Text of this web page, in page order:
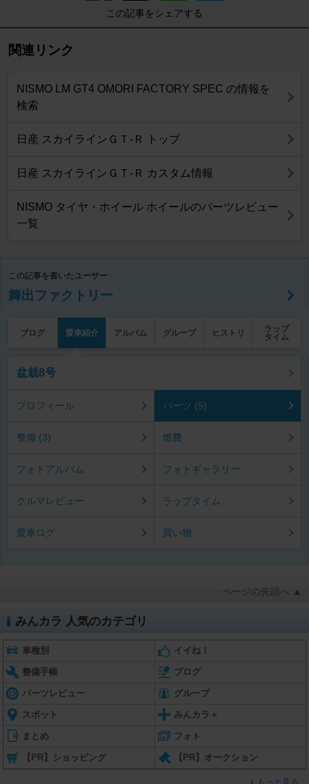
この記事をシェアする
関連リンク
NISMO LM GT4 OMORI FACTORY SPEC の情報を
検索
日産 スカイラインＧＴ‐Ｒ トップ
日産 スカイラインＧＴ‐Ｒ カスタム情報
NISMO タイヤ・ホイール ホイールのパーツレビュー
一覧
この記事を書いたユーザー
舞出ファクトリー
ブログ 愛車紹介 アルバム グループ ヒストリ
ラップ
タイム
盆栽8号
プロフィール パーツ (5)
整備 (3) 燃費
フォトアルバム フォトギャラリー
クルマレビュー ラップタイム
愛車ログ 買い物
ページの先頭へ ▲
みんカラ 人気のカテゴリ
車種別 イイね！
整備手帳 ブログ
パーツレビュー グループ
スポット みんカラ＋
まとめ フォト
【PR】ショッピング 【PR】オークション
もっと見る